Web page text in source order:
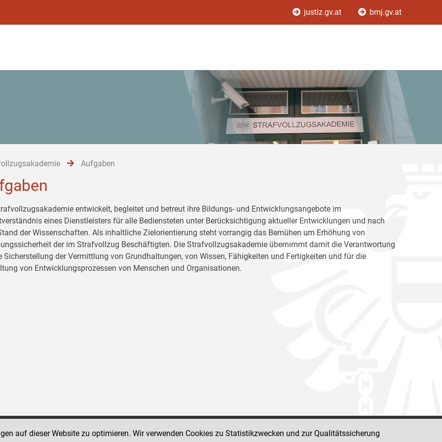
justiz.gv.at bmj.gv.at
Aufgaben
entwickelt, begleitet und betreut ihre Bildungs- und Entwicklungsangebote im
eines Dienstleisters für alle Bediensteten unter Berücksichtigung aktueller Entwicklungen und nach
der Wissenschaften. Als inhaltliche Zielorientierung steht vorrangig das Bemühen um Erhöhung von
der im Strafvollzug Beschäftigten. Die Strafvollzugsakademie übernimmt damit die Verantwortung
Sicherstellung der Vermittlung von Grundhaltungen, von Wissen, Fähigkeiten und Fertigkeiten und für die
von Entwicklungsprozessen von Menschen und Organisationen.
Social Media Kanäle
auf dieser Website zu optimieren. Wir verwenden Cookies zu Statistikzwecken und zur Qualitätssicherung